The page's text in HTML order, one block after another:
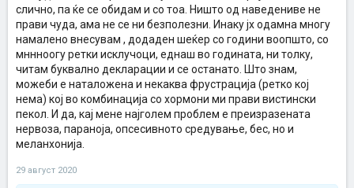
дете, стрес, работа...
слично, па ќе се обидам и со тоа. Ништо од наведениве не
прави чуда, ама не се ни безполезни. Инаку јх одамна многу
намалено внесувам , додаден шеќер со години воопшто, со
мннноогу ретки исклучоци, еднаш во годината, ни толку,
читам буквално декларации и се останато. Што знам,
можеби е наталожена и некаква фрустрација (ретко кој
нема) кој во комбинација со хормони ми прави вистински
пекол. И да, кај мене најголем проблем е преизразената
нервоза, параноја, опсесивното средување, бес, но и
меланхонија.
29 август 2020